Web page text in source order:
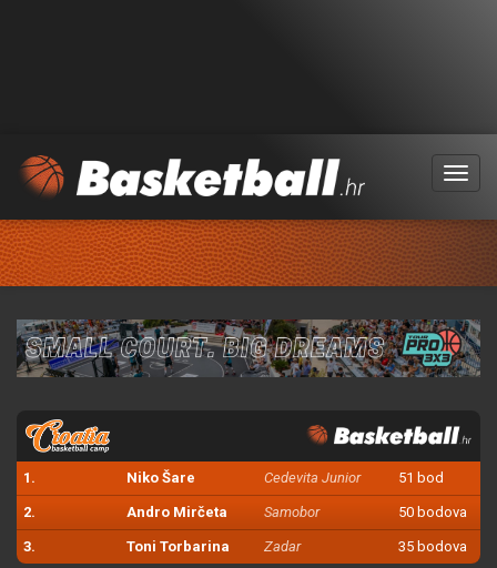
Menu
1. Niko Šare Cedevita Junior 51 bod
2. Andro Mirčeta Samobor 50 bodova
3. Toni Torbarina Zadar 35 bodova